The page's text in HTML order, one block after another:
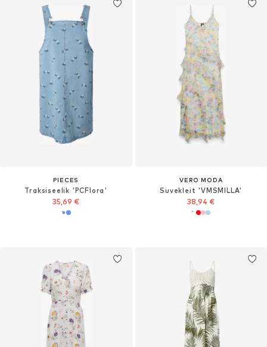
PIECES
Traksiseelik 'PCFlora'
35,69 €
VERO MODA
Suvekleit 'VMSMILLA'
38,94 €